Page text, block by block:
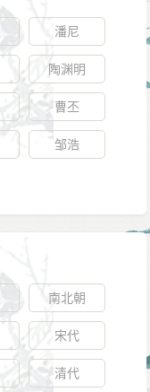
潘尼
陶渊明
曹丕
邹浩
南北朝
宋代
清代